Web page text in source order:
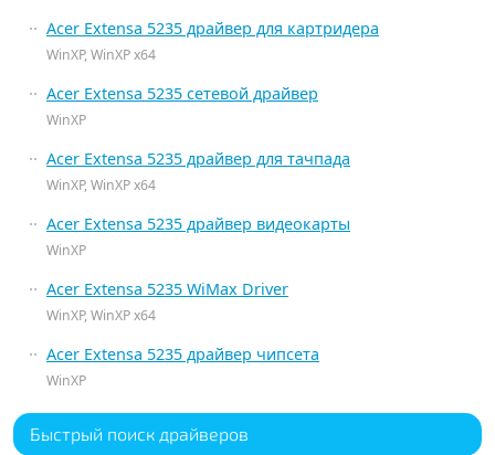
Acer Extensa 5235 драйвер для картридера
WinXP, WinXP x64
Acer Extensa 5235 сетевой драйвер
WinXP
Acer Extensa 5235 драйвер для тачпада
WinXP, WinXP x64
Acer Extensa 5235 драйвер видеокарты
WinXP
Acer Extensa 5235 WiMax Driver
WinXP, WinXP x64
Acer Extensa 5235 драйвер чипсета
WinXP
Быстрый поиск драйверов